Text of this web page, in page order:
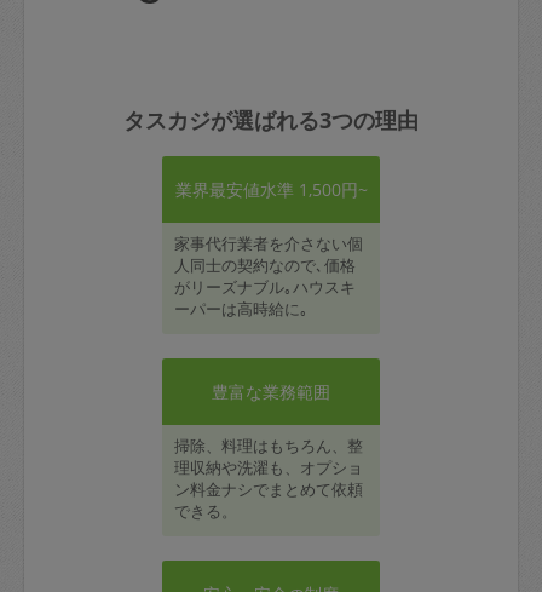
タスカジが選ばれる3つの理由
業界最安値水準 1,500円~
家事代行業者を介さない個
人同士の契約なので､価格
がリーズナブル｡ハウスキ
ーパーは高時給に｡
豊富な業務範囲
掃除、料理はもちろん、整
理収納や洗濯も、オプショ
ン料金ナシでまとめて依頼
できる。